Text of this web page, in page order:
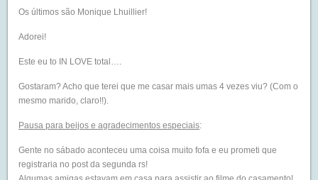
Os últimos são Monique Lhuillier!
Adorei!
Este eu to IN LOVE total….
Gostaram? Acho que terei que me casar mais umas 4 vezes viu? (Com o
mesmo marido, claro!!).
Pausa para beijos e agradecimentos especiais:
Gente no sábado aconteceu uma coisa muito fofa e eu prometi que
registraria no post da segunda rs!